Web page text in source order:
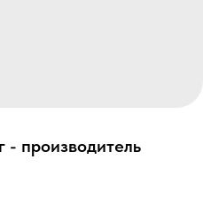
- производитель